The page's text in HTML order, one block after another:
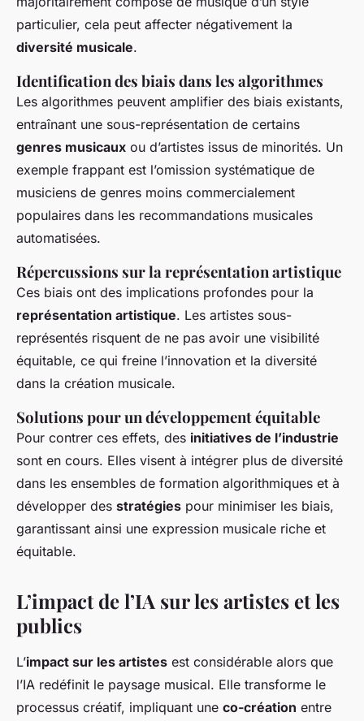
particulier, cela peut affecter négativement la
diversité musicale.
Identification des biais dans les algorithmes
Les algorithmes peuvent amplifier des biais existants,
entraînant une sous-représentation de certains
genres musicaux ou d’artistes issus de minorités. Un
exemple frappant est l’omission systématique de
musiciens de genres moins commercialement
populaires dans les recommandations musicales
automatisées.
Répercussions sur la représentation artistique
Ces biais ont des implications profondes pour la
représentation artistique. Les artistes sous-
représentés risquent de ne pas avoir une visibilité
équitable, ce qui freine l’innovation et la diversité
dans la création musicale.
Solutions pour un développement équitable
Pour contrer ces effets, des initiatives de l’industrie
sont en cours. Elles visent à intégrer plus de diversité
dans les ensembles de formation algorithmiques et à
développer des stratégies pour minimiser les biais,
garantissant ainsi une expression musicale riche et
équitable.
L’impact de l’IA sur les artistes et les
publics
L’impact sur les artistes est considérable alors que
l’IA redéfinit le paysage musical. Elle transforme le
processus créatif, impliquant une co-création entre